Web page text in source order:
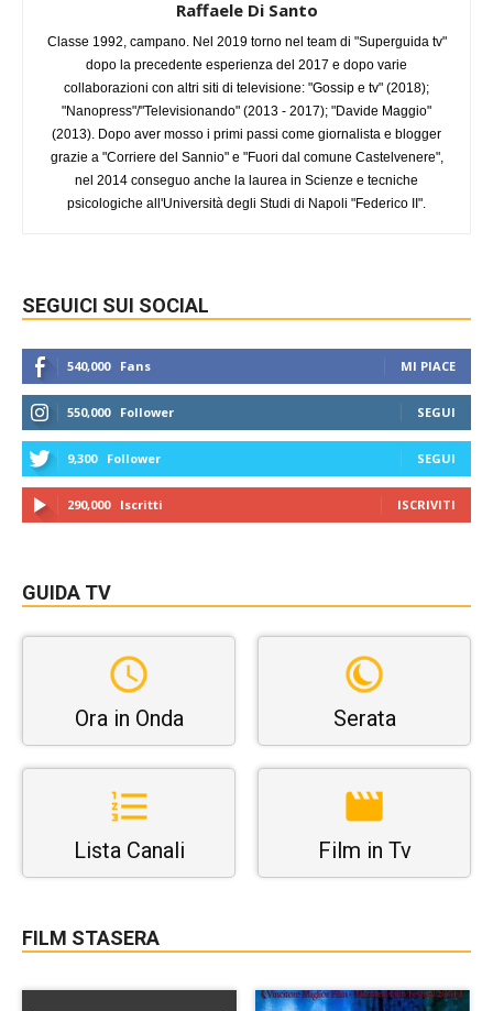
Raffaele Di Santo
Classe 1992, campano. Nel 2019 torno nel team di "Superguida tv"
dopo la precedente esperienza del 2017 e dopo varie
collaborazioni con altri siti di televisione: "Gossip e tv" (2018);
"Nanopress"/"Televisionando" (2013 - 2017); "Davide Maggio"
(2013). Dopo aver mosso i primi passi come giornalista e blogger
grazie a "Corriere del Sannio" e "Fuori dal comune Castelvenere",
nel 2014 conseguo anche la laurea in Scienze e tecniche
psicologiche all'Università degli Studi di Napoli "Federico II".
SEGUICI SUI SOCIAL
540,000 Fans MI PIACE
550,000 Follower SEGUI
9,300 Follower SEGUI
290,000 Iscritti ISCRIVITI
GUIDA TV
Ora in Onda Serata
Lista Canali Film in Tv
FILM STASERA